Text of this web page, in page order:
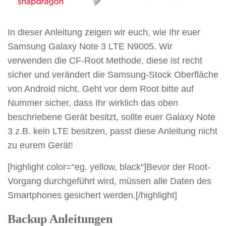
In dieser Anleitung zeigen wir euch, wie Ihr euer
Samsung Galaxy Note 3 LTE N9005. Wir
verwenden die CF-Root Methode, diese ist recht
sicher und verändert die Samsung-Stock Oberfläche
von Android nicht. Geht vor dem Root bitte auf
Nummer sicher, dass Ihr wirklich das oben
beschriebene Gerät besitzt, sollte euer Galaxy Note
3 z.B. kein LTE besitzen, passt diese Anleitung nicht
zu eurem Gerät!
[highlight color=“eg. yellow, black“]Bevor der Root-
Vorgang durchgeführt wird, müssen alle Daten des
Smartphones gesichert werden.[/highlight]
Backup Anleitungen